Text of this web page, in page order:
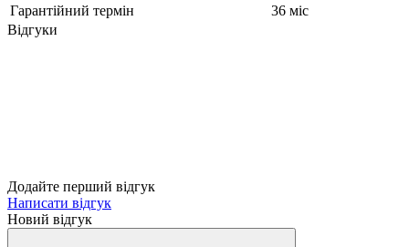
Гарантійний термін
36 міс
Відгуки
Додайте перший відгук
Написати відгук
Новий відгук